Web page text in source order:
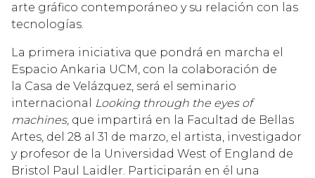
arte gráfico contemporáneo y su relación con las
tecnologías.
La primera iniciativa que pondrá en marcha el
Espacio Ankaria UCM, con la colaboración de
la Casa de Velázquez, será el seminario
internacional
Looking through the eyes of
machines, que impartirá en la Facultad de Bellas
Artes, del 28 al 31 de marzo, el artista, investigador
y profesor de la Universidad West of England de
Bristol Paul Laidler. Participarán en él una